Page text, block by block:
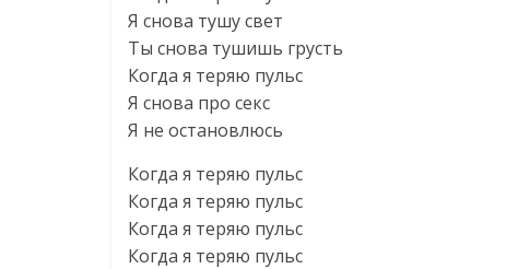
Я снова тушу свет
Ты снова тушишь грусть
Когда я теряю пульс
Я снова про секс
Я не остановлюсь
Когда я теряю пульс
Когда я теряю пульс
Когда я теряю пульс
Когда я теряю пульс